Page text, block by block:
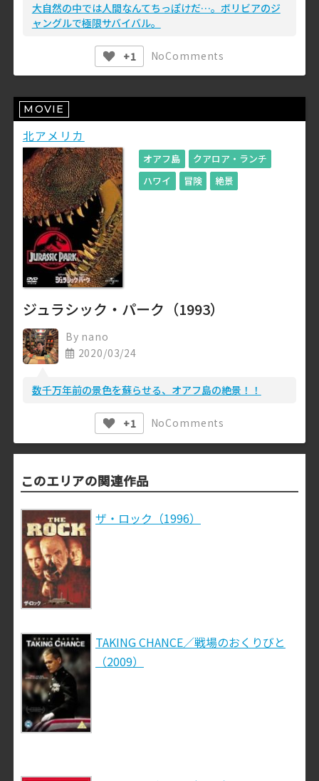
大自然の中では人間なんてちっぽけだ…。ボリビアのジ
ャングルで極限サバイバル。
+1 NoComments
MOVIE
北アメリカ
オアフ島
クアロア・ランチ
ハワイ
冒険 絶景
ジュラシック・パーク（1993）
By nano
2020/03/24
数千万年前の景色を蘇らせる、オアフ島の絶景！！
+1 NoComments
このエリアの関連作品
ザ・ロック（1996）
TAKING CHANCE／戦場のおくりびと
（2009）